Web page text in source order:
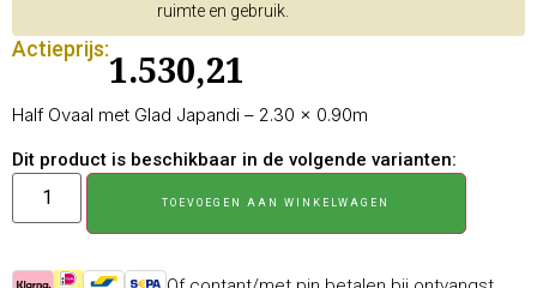
ruimte en gebruik.
Actieprijs:
1.530,21
Half Ovaal met Glad Japandi – 2.30 × 0.90m
Dit product is beschikbaar in de volgende varianten:
TOEVOEGEN AAN WINKELWAGEN